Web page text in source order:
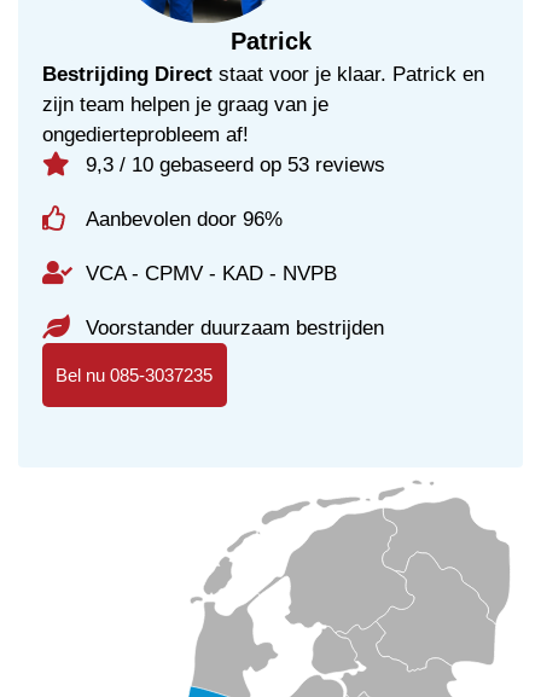
Patrick
Bestrijding Direct staat voor je klaar. Patrick en
zijn team helpen je graag van je
ongedierteprobleem af!
9,3 / 10 gebaseerd op 53 reviews
Aanbevolen door 96%
VCA - CPMV - KAD - NVPB
Voorstander duurzaam bestrijden
Bel nu 085-3037235